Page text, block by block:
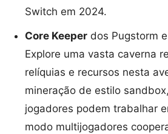
Switch em 2024.
Core Keeper dos Pugstorm
Explore uma vasta caverna
relíquias e recursos nesta
mineração de estilo
jogadores podem trabalhar
modo multijogadores